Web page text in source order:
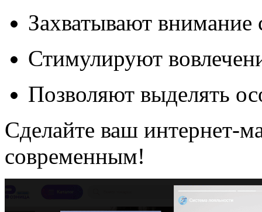
Захватывают внимание
Стимулируют
Позволяют выделять
Сделайте ваш интернет-
современным!